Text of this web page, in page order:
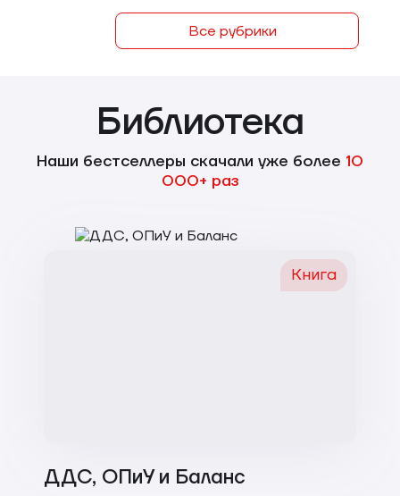
Все рубрики
Библиотека
Наши бестселлеры скачали уже более 10
000+ раз
Книга
ДДС, ОПиУ и Баланс